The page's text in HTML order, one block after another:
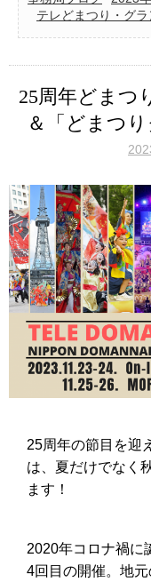
テレどまつり・グ
25周年どまつ
＆「どまつ
25周年の節目を迎
は、夏だけでなく
ます！
2020年コロナ禍に
4回目の開催。地